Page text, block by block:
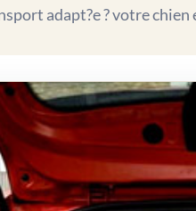
adapt?e ? votre